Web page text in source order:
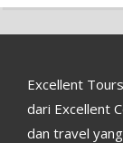
Excellent
dari Excellent
dan travel